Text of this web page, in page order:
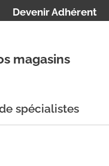
Devenir Adhérent
magasins
spécialistes